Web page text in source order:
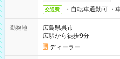
交通費 ・自転車通勤可 ・
勤務地
広島県呉市
広駅から徒歩9分
ディーラー